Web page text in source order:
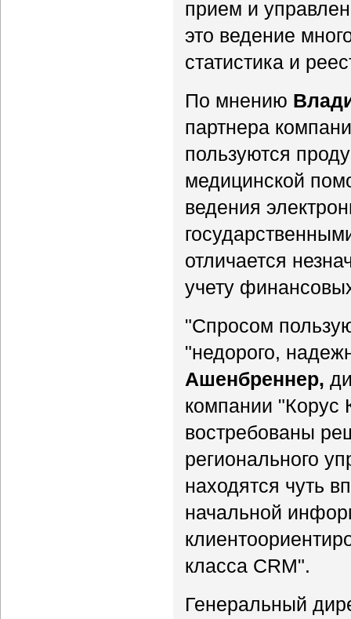
прием и
это ведение
статистика и
По мнению
партнера
пользуются
медицинской
ведения
отличается
учету
"Спросом
"недорого,
Ашенбреннер,
компании "Корус
востребованы
регионального
находятся чуть
начальной
класса CRM".
Генеральный